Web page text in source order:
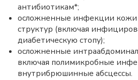
антибиотикам*;
осложненные инфекции
структур (включая
диабетическую стопу);
осложненные
включая полимикробные
внутрибрюшинные абсцессы.